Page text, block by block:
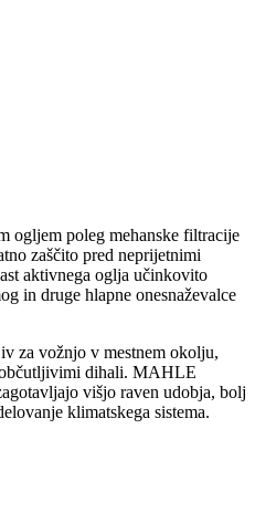
poleg mehanske filtracije
zaščito pred neprijetnimi
aktivnega oglja učinkovito
in druge hlapne onesnaževalce
za vožnjo v mestnem okolju,
občutljivimi dihali. MAHLE
višjo raven udobja, bolj
klimatskega sistema.